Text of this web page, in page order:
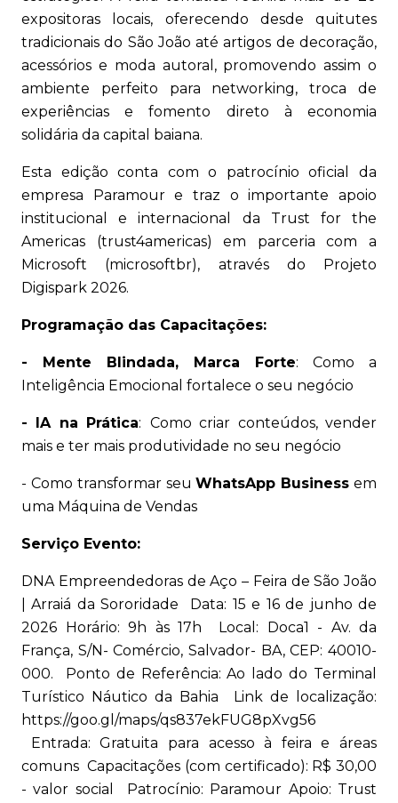
expositoras locais, oferecendo desde quitutes
tradicionais do São João até artigos de decoração,
acessórios e moda autoral, promovendo assim o
ambiente perfeito para networking, troca de
experiências e fomento direto à economia
solidária da capital baiana.
Esta edição conta com o patrocínio oficial da
empresa Paramour e traz o importante apoio
institucional e internacional da Trust for the
Americas (trust4americas) em parceria com a
Microsoft (microsoftbr), através do Projeto
Digispark 2026.
Programação das Capacitações:
- Mente Blindada, Marca Forte: Como a
Inteligência Emocional fortalece o seu negócio
- IA na Prática: Como criar conteúdos, vender
mais e ter mais produtividade no seu negócio
- Como transformar seuWhatsApp Business em
uma Máquina de Vendas
Serviço Evento:
DNA Empreendedoras de Aço – Feira de São João
| Arraiá da Sororidade Data: 15 e 16 de junho de
2026 Horário: 9h às 17h Local: Doca1 - Av. da
França, S/N- Comércio, Salvador- BA, CEP: 40010-
000. Ponto de Referência: Ao lado do Terminal
Turístico Náutico da Bahia Link de localização:
https://goo.gl/maps/qs837ekFUG8pXvg56
Entrada: Gratuita para acesso à feira e áreas
comuns Capacitações (com certificado): R$ 30,00
- valor social Patrocínio: Paramour Apoio: Trust